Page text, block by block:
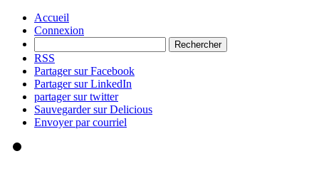
Accueil
Connexion
RSS
Partager sur Facebook
Partager sur LinkedIn
partager sur twitter
Sauvegarder sur Delicious
Envoyer par courriel